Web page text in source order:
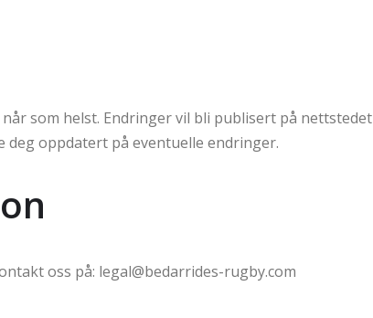
som helst. Endringer vil bli publisert på nettstedet
deg oppdatert på eventuelle endringer.
oss på: legal@bedarrides-rugby.com